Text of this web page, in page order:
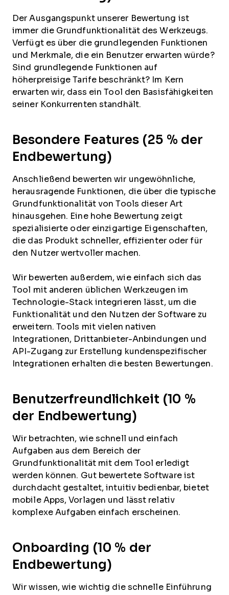
Der Ausgangspunkt unserer Bewertung ist
immer die Grundfunktionalität des Werkzeugs.
Verfügt es über die grundlegenden Funktionen
und Merkmale, die ein Benutzer erwarten würde?
Sind grundlegende Funktionen auf
höherpreisige Tarife beschränkt? Im Kern
erwarten wir, dass ein Tool den Basisfähigkeiten
seiner Konkurrenten standhält.
Besondere Features (25 % der
Endbewertung)
Anschließend bewerten wir ungewöhnliche,
herausragende Funktionen, die über die typische
Grundfunktionalität von Tools dieser Art
hinausgehen. Eine hohe Bewertung zeigt
spezialisierte oder einzigartige Eigenschaften,
die das Produkt schneller, effizienter oder für
den Nutzer wertvoller machen.
Wir bewerten außerdem, wie einfach sich das
Tool mit anderen üblichen Werkzeugen im
Technologie-Stack integrieren lässt, um die
Funktionalität und den Nutzen der Software zu
erweitern. Tools mit vielen nativen
Integrationen, Drittanbieter-Anbindungen und
API-Zugang zur Erstellung kundenspezifischer
Integrationen erhalten die besten Bewertungen.
Benutzerfreundlichkeit (10 %
der Endbewertung)
Wir betrachten, wie schnell und einfach
Aufgaben aus dem Bereich der
Grundfunktionalität mit dem Tool erledigt
werden können. Gut bewertete Software ist
durchdacht gestaltet, intuitiv bedienbar, bietet
mobile Apps, Vorlagen und lässt relativ
komplexe Aufgaben einfach erscheinen.
Onboarding (10 % der
Endbewertung)
Wir wissen, wie wichtig die schnelle Einführung